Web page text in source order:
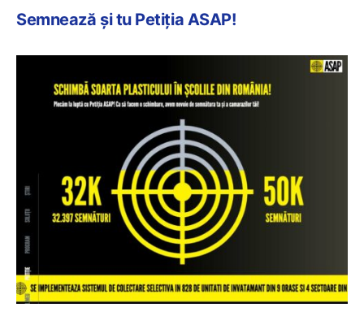
Semnează și tu Petiția ASAP!